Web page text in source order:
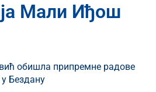
Мали Иђош
обишла припремне радове
Бездану